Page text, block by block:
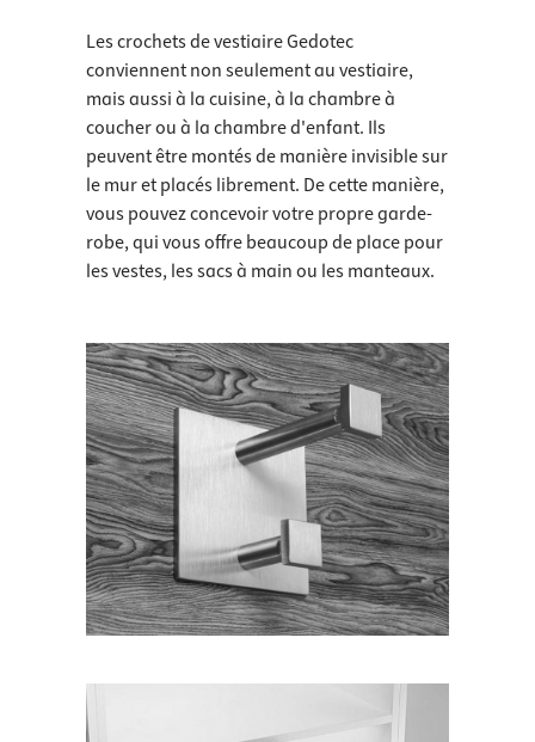
Les crochets de vestiaire Gedotec
conviennent non seulement au vestiaire,
mais aussi à la cuisine, à la chambre à
coucher ou à la chambre d'enfant. Ils
peuvent être montés de manière invisible sur
le mur et placés librement. De cette manière,
vous pouvez concevoir votre propre garde-
robe, qui vous offre beaucoup de place pour
les vestes, les sacs à main ou les manteaux.